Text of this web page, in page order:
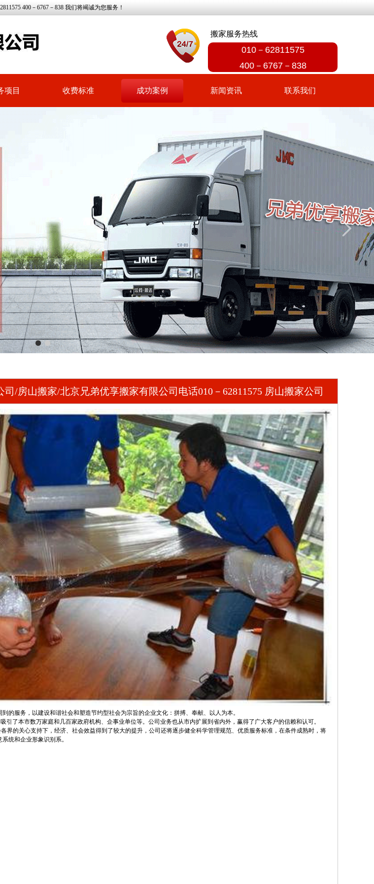
400－6767－838 我们将竭诚为您服务！
搬家服务热线
010－62811575
400－6767－838
项目 收费标准 成功案例 新闻资讯 联系我们
的服务，以建设和谐社会和塑造节约型社会为宗旨的企业文化：拼搏、奉献、以人为本。
引了本市数万家庭和几百家政府机构、企事业单位等。公司业务也从市内扩展到省内外，赢得了广大客户的信赖和认可。
界的关心支持下，经济、社会效益得到了较大的提升，公司还将逐步健全科学管理规范、优质服务标准，在条件成熟时，将
统和企业形象识别系。
/房山搬家/北京兄弟优享搬家有限公司电话010－62811575 房山搬家公司
用哪个便宜比较服务好